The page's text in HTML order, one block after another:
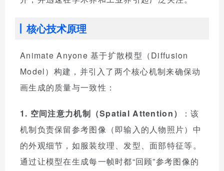
核心技术原理
Animate Anyone 基于扩散模型（Diffusion
Model）构建，并引入了两个核心机制来确保动
画生成的质量与一致性：
1. 空间注意力机制（Spatial Attention）
：该
机制负责保留参考图像（即输入的人物照片）中
的外观细节，如服装纹理、发型、面部特征等。
通过让模型在生成每一帧时都“回顾”参考图像的